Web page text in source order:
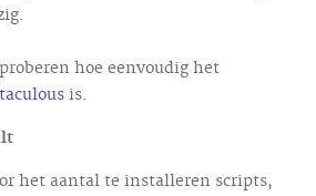
hoe eenvoudig het
is.
het aantal te installeren scripts,